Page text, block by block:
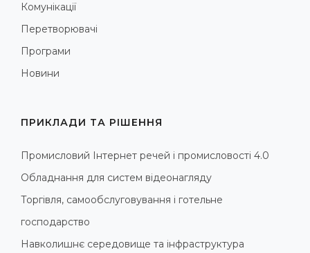
Комунікації
Перетворювачі
Програми
Новини
ПРИКЛАДИ ТА РІШЕННЯ
Промисловий Інтернет речей і промисловості 4.0
Обладнання для систем відеонагляду
Торгівля, самообслуговування і готельне
господарство
Навколишнє середовище та інфраструктура